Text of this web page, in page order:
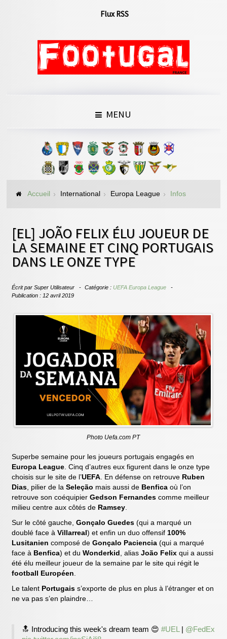
Flux RSS
MENU
Accueil International Europa League Infos
[EL] JOÃO FELIX ÉLU JOUEUR DE
LA SEMAINE ET CINQ PORTUGAIS
DANS LE ONZE TYPE
Écrit parSuper Utilisateur Catégorie :UEFA Europa League
Publication : 12 avril 2019
Photo Uefa.com PT
Superbe semaine pour les joueurs portugais engagés en
Europa League . Cinq d’autres eux figurent dans le onze type
choisis sur le site de l’UEFA . En défense on retrouveRuben
Dias, pilier de laSeleçãomais aussi deBenficaoù l’on
retrouve son coéquipierGedson Fernandes comme meilleur
milieu centre aux côtés deRamsey
Sur le côté gauche,Gonçalo Guedes (qui a marqué un
doublé face àVillarreal) et enfin un duo offensif 100%
Lusitaniencomposé deGonçalo Paciencia (qui a marqué
face àBenfica) et duWonderkid , aliasJoão Felix qui a aussi
été élu meilleur joueur de la semaine par le site qui régit le
football Européen
Le talentPortugaiss’exporte de plus en plus à l’étranger et on
ne va pas s’en plaindre…
🔝 Introducing this week's dream team 😍#UEL | @FedEx